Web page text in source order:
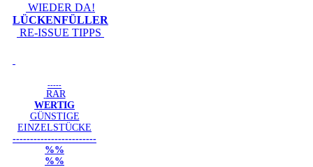
WIEDER DA!
LÜCKENFÜLLER
RE-ISSUE TIPPS
-----
RAR
WERTIG
GÜNSTIGE
EINZELSTÜCKE
------------------------
%%
%%